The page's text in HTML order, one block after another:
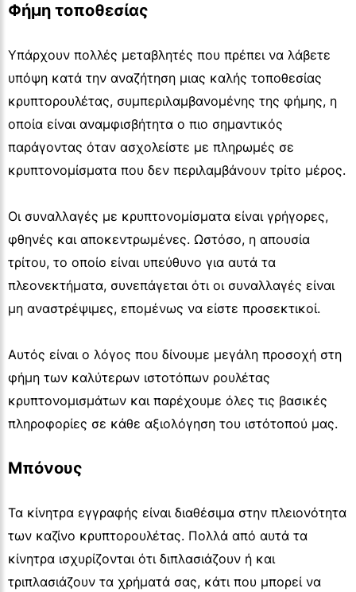
Φήμη τοποθεσίας
Υπάρχουν πολλές μεταβλητές που πρέπει να λάβετε
υπόψη κατά την αναζήτηση μιας καλής τοποθεσίας
κρυπτορουλέτας, συμπεριλαμβανομένης της φήμης, η
οποία είναι αναμφισβήτητα ο πιο σημαντικός
παράγοντας όταν ασχολείστε με πληρωμές σε
κρυπτονομίσματα που δεν περιλαμβάνουν τρίτο μέρος.
Οι συναλλαγές με κρυπτονομίσματα είναι γρήγορες,
φθηνές και αποκεντρωμένες. Ωστόσο, η απουσία
τρίτου, το οποίο είναι υπεύθυνο για αυτά τα
πλεονεκτήματα, συνεπάγεται ότι οι συναλλαγές είναι
μη αναστρέψιμες, επομένως να είστε προσεκτικοί.
Αυτός είναι ο λόγος που δίνουμε μεγάλη προσοχή στη
φήμη των καλύτερων ιστοτόπων ρουλέτας
κρυπτονομισμάτων και παρέχουμε όλες τις βασικές
πληροφορίες σε κάθε αξιολόγηση του ιστότοπού μας.
Μπόνους
Τα κίνητρα εγγραφής είναι διαθέσιμα στην πλειονότητα
των καζίνο κρυπτορουλέτας. Πολλά από αυτά τα
κίνητρα ισχυρίζονται ότι διπλασιάζουν ή και
τριπλασιάζουν τα χρήματά σας, κάτι που μπορεί να